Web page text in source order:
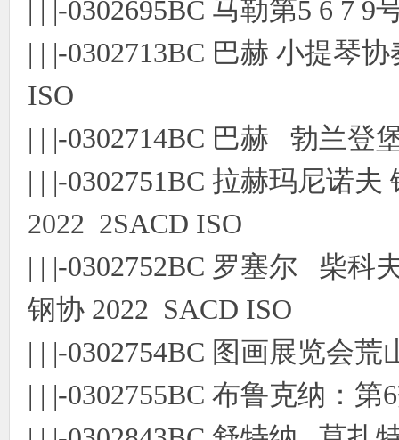
| | |-0302695BC 马勒第5 6 7
| | |-0302713BC 巴赫 小提琴
ISO
| | |-0302714BC 巴赫 勃兰登
| | |-0302751BC 拉赫玛尼诺
2022 2SACD ISO
| | |-0302752BC 罗塞尔 柴
钢协 2022 SACD ISO
| | |-0302754BC 图画展览会
| | |-0302755BC 布鲁克纳：